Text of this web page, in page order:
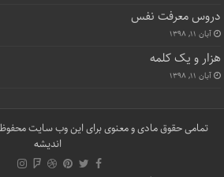
دروس معرفت نفس
آبان ۱۱, ۱۳۹۸
هزار و یک کلمه
آبان ۱۱, ۱۳۹۸
تمامی حقوق مادی و معنوی برای این وب سایت
اندیشه